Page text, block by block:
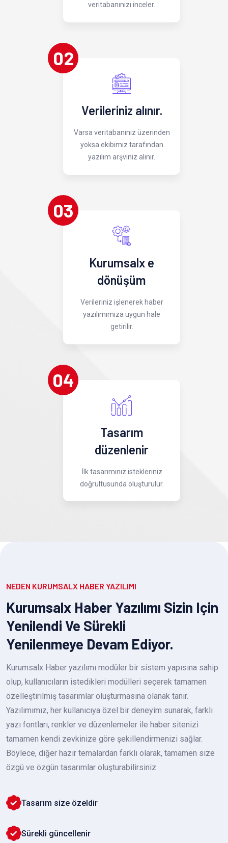
veritabanınızı inceler.
02
Verileriniz alınır.
Varsa veritabanınız üzerinden
yoksa ekibimiz tarafından
yazılım arşviniz alınır.
03
Kurumsalx e
dönüşüm
Verileriniz işlenerek haber
yazılımımıza uygun hale
getirilir.
04
Tasarım
düzenlenir
İlk tasarımınız istekleriniz
doğrultusunda oluşturulur.
NEDEN KURUMSALX HABER YAZILIMI
Kurumsalx Haber Yazılımı Sizin Için
Yenilendi Ve Sürekli
Yenilenmeye Devam Ediyor.
Kurumsalx Haber yazılımı modüler bir sistem yapısına sahip
olup, kullanıcıların istedikleri modülleri seçerek tamamen
özelleştirilmiş tasarımlar oluşturmasına olanak tanır.
Yazılımımız, her kullanıcıya özel bir deneyim sunarak, farklı
yazı fontları, renkler ve düzenlemeler ile haber sitenizi
tamamen kendi zevkinize göre şekillendirmenizi sağlar.
Böylece, diğer hazır temalardan farklı olarak, tamamen size
özgü ve özgün tasarımlar oluşturabilirsiniz.
Tasarım size özeldir
Sürekli güncellenir